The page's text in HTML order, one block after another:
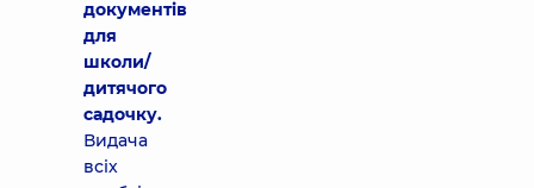
документів
для
школи/
дитячого
садочку.
Видача
всіх